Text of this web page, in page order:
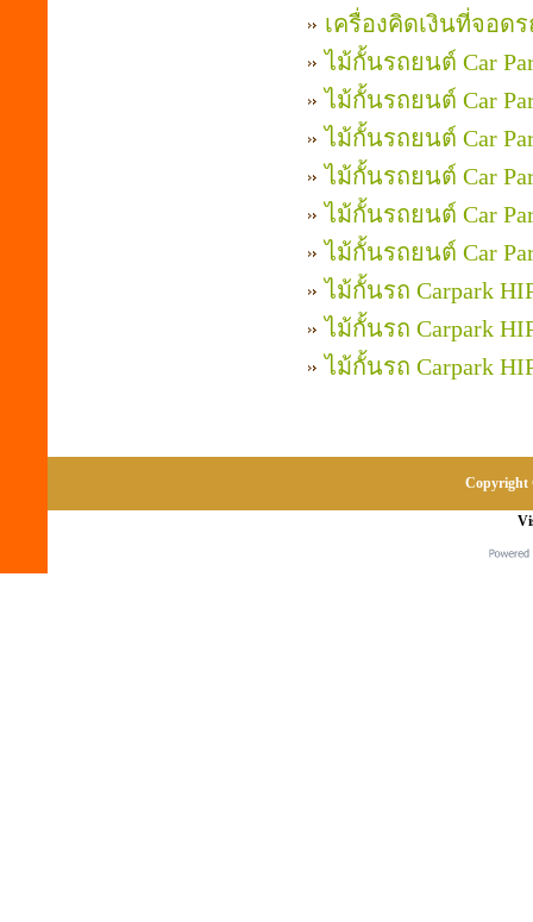
เครื่องคิดเงินที่จอด
ไม้กั้นรถยนต์ Car
ไม้กั้นรถยนต์ Car
ไม้กั้นรถยนต์ Car
ไม้กั้นรถยนต์ Car
ไม้กั้นรถยนต์ Car
ไม้กั้นรถยนต์ Car
ไม้กั้นรถ Carpark
ไม้กั้นรถ Carpark
ไม้กั้นรถ Carpark
Copyright